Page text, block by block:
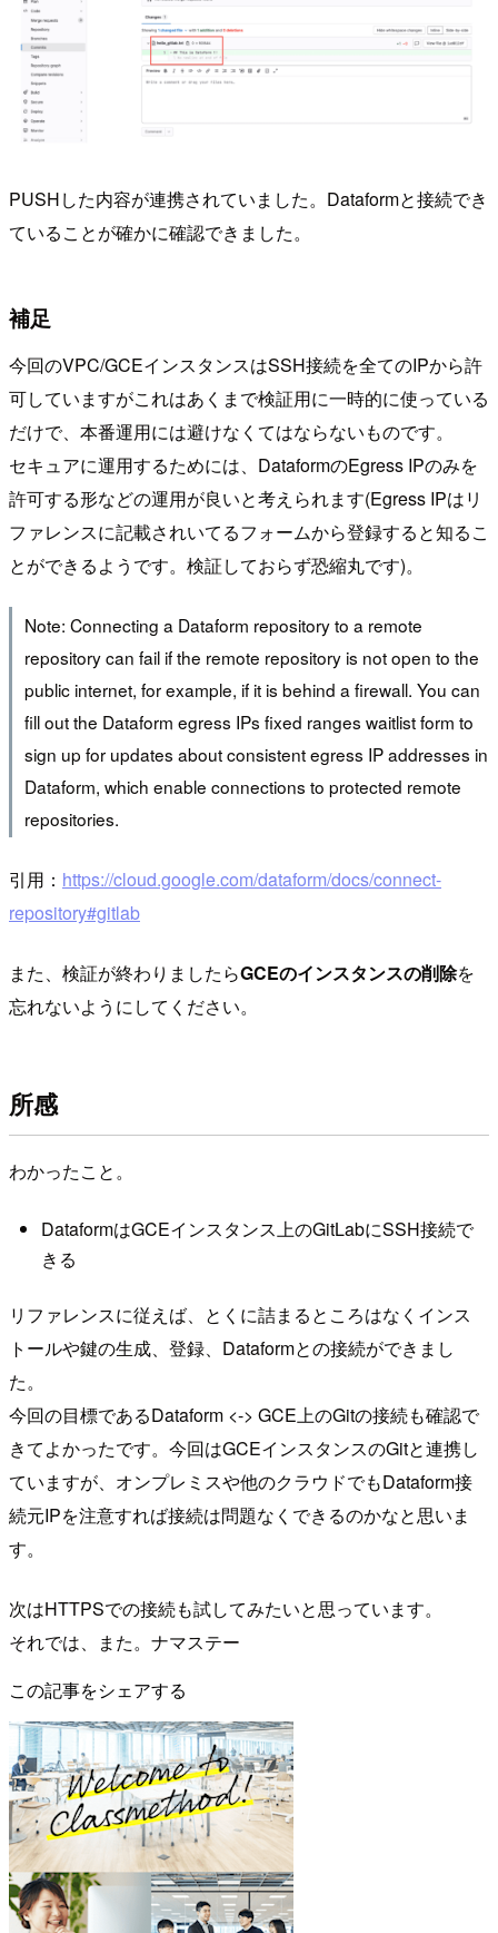
PUSHした内容が連携されていました。Dataformと接続でき
ていることが確かに確認できました。
補足
今回のVPC/GCEインスタンスはSSH接続を全てのIPから許
可していますがこれはあくまで検証用に一時的に使っている
だけで、本番運用には避けなくてはならないものです。
セキュアに運用するためには、DataformのEgress IPのみを
許可する形などの運用が良いと考えられます(Egress IPはリ
ファレンスに記載されいてるフォームから登録すると知るこ
とができるようです。検証しておらず恐縮丸です)。
Note: Connecting a Dataform repository to a remote
repository can fail if the remote repository is not open to the
public internet, for example, if it is behind a firewall. You can
fill out the Dataform egress IPs fixed ranges waitlist form to
sign up for updates about consistent egress IP addresses in
Dataform, which enable connections to protected remote
repositories.
引用： https://cloud.google.com/dataform/docs/connect-
repository#gitlab
また、検証が終わりましたらGCEのインスタンスの削除を
忘れないようにしてください。
所感
わかったこと。
DataformはGCEインスタンス上のGitLabにSSH接続で
きる
リファレンスに従えば、とくに詰まるところはなくインス
トールや鍵の生成、登録、Dataformとの接続ができまし
た。
今回の目標であるDataform <-> GCE上のGitの接続も確認で
きてよかったです。今回はGCEインスタンスのGitと連携し
ていますが、オンプレミスや他のクラウドでもDataform接
続元IPを注意すれば接続は問題なくできるのかなと思いま
す。
次はHTTPSでの接続も試してみたいと思っています。
それでは、また。ナマステー
この記事をシェアする